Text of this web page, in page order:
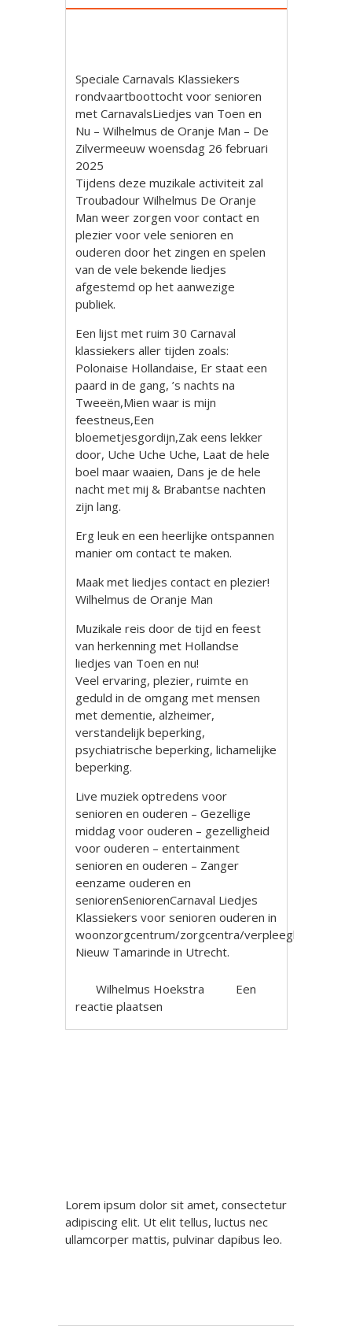
Speciale Carnavals Klassiekers
rondvaartboottocht voor senioren
met CarnavalsLiedjes van Toen en
Nu – Wilhelmus de Oranje Man – De
Zilvermeeuw woensdag 26 februari
2025
Tijdens deze muzikale activiteit zal
Troubadour Wilhelmus De Oranje
Man weer zorgen voor contact en
plezier voor vele senioren en
ouderen door het zingen en spelen
van de vele bekende liedjes
afgestemd op het aanwezige
publiek.
Een lijst met ruim 30 Carnaval
klassiekers aller tijden zoals:
Polonaise Hollandaise, Er staat een
paard in de gang, ’s nachts na
Tweeën,Mien waar is mijn
feestneus,Een
bloemetjesgordijn,Zak eens lekker
door, Uche Uche Uche, Laat de hele
boel maar waaien, Dans je de hele
nacht met mij & Brabantse nachten
zijn lang.
Erg leuk en een heerlijke ontspannen
manier om contact te maken.
Maak met liedjes contact en plezier!
Wilhelmus de Oranje Man
Muzikale reis door de tijd en feest
van herkenning met Hollandse
liedjes van Toen en nu!
Veel ervaring, plezier, ruimte en
geduld in de omgang met mensen
met dementie, alzheimer,
verstandelijk beperking,
psychiatrische beperking, lichamelijke
beperking.
Live muziek optredens voor
senioren en ouderen – Gezellige
middag voor ouderen – gezelligheid
voor ouderen – entertainment
senioren en ouderen – Zanger
eenzame ouderen en
seniorenSeniorenCarnaval Liedjes
Klassiekers voor senioren ouderen in
woonzorgcentrum/zorgcentra/verpleeghuis
Nieuw Tamarinde in Utrecht.
Wilhelmus Hoekstra
Een
reactie plaatsen
Lorem ipsum dolor sit amet, consectetur
adipiscing elit. Ut elit tellus, luctus nec
ullamcorper mattis, pulvinar dapibus leo.